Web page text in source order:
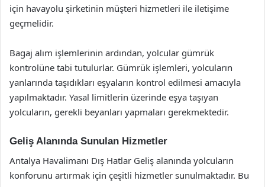
için havayolu şirketinin müşteri hizmetleri ile iletişime
geçmelidir.
Bagaj alım işlemlerinin ardından, yolcular gümrük
kontrolüne tabi tutulurlar. Gümrük işlemleri, yolcuların
yanlarında taşıdıkları eşyaların kontrol edilmesi amacıyla
yapılmaktadır. Yasal limitlerin üzerinde eşya taşıyan
yolcuların, gerekli beyanları yapmaları gerekmektedir.
Geliş Alanında Sunulan Hizmetler
Antalya Havalimanı Dış Hatlar Geliş alanında yolcuların
konforunu artırmak için çeşitli hizmetler sunulmaktadır. Bu